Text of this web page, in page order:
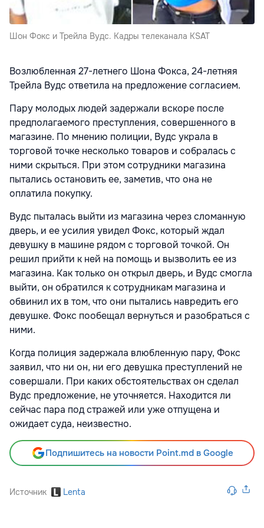
Шон Фокс и Трейла Вудс. Кадры телеканала KSAT
Возлюбленная 27-летнего Шона Фокса, 24-летняя
Трейла Вудс ответила на предложение согласием.
Пару молодых людей задержали вскоре после
предполагаемого преступления, совершенного в
магазине. По мнению полиции, Вудс украла в
торговой точке несколько товаров и собралась с
ними скрыться. При этом сотрудники магазина
пытались остановить ее, заметив, что она не
оплатила покупку.
Вудс пыталась выйти из магазина через сломанную
дверь, и ее усилия увидел Фокс, который ждал
девушку в машине рядом с торговой точкой. Он
решил прийти к ней на помощь и вызволить ее из
магазина. Как только он открыл дверь, и Вудс смогла
выйти, он обратился к сотрудникам магазина и
обвинил их в том, что они пытались навредить его
девушке. Фокс пообещал вернуться и разобраться с
ними.
Когда полиция задержала влюбленную пару, Фокс
заявил, что ни он, ни его девушка преступлений не
совершали. При каких обстоятельствах он сделал
Вудс предложение, не уточняется. Находится ли
сейчас пара под стражей или уже отпущена и
ожидает суда, неизвестно.
Подпишитесь на новости Point.md в Google
Источник Lenta